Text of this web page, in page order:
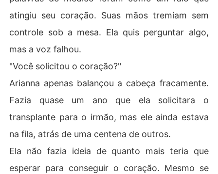
atingiu seu coração. Suas mãos tremiam sem
controle sob a mesa. Ela quis perguntar algo,
mas a voz falhou.
"Você solicitou o coração?"
Arianna apenas balançou a cabeça fracamente.
Fazia quase um ano que ela solicitara o
transplante para o irmão, mas ele ainda estava
na fila, atrás de uma centena de outros.
Ela não fazia ideia de quanto mais teria que
esperar para conseguir o coração. Mesmo se